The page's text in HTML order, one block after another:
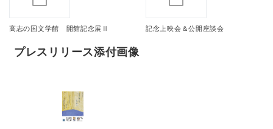
高志の国文学館 開館記念展Ⅱ 記念上映会＆公開座談会
プレスリリース添付画像